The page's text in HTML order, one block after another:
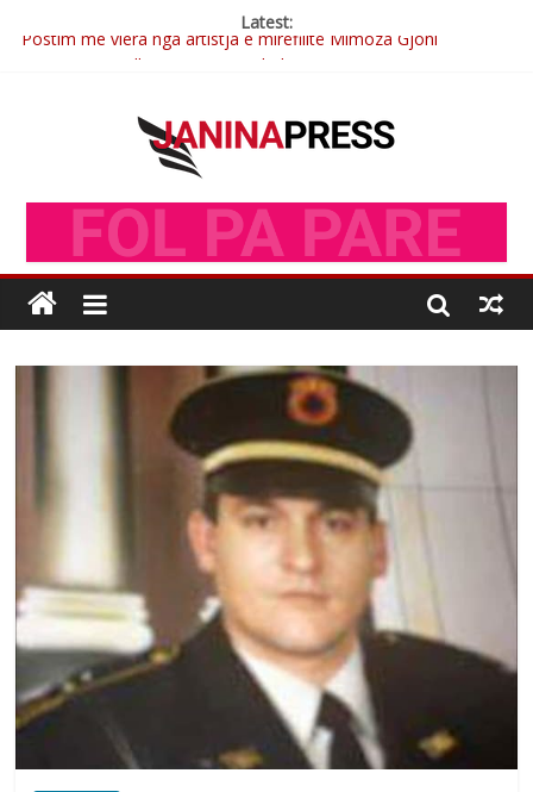
Latest:
Postim me vlera nga artistja e mirëfilltë Mimoza Gjoni
Nga poetja atdhetare Kumrie Shala -BOLL MO
Çlirimtari Mentor Mushkolaj nderohet me mirenjohje nga
Xhevdet Qeriqi Dega e invalidëve në Fushë Kosovë